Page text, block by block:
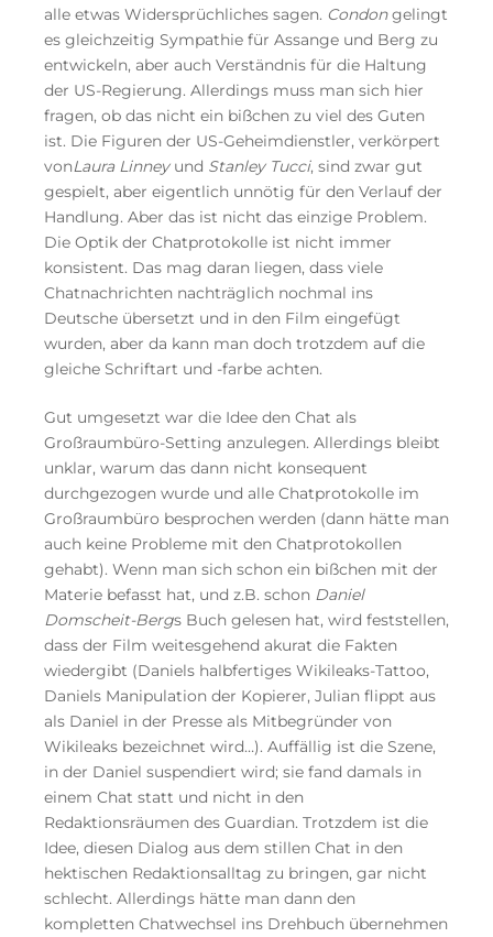
alle etwas Widersprüchliches sagen. Condongelingt
es gleichzeitig Sympathie für Assange und Berg zu
entwickeln, aber auch Verständnis für die Haltung
der US-Regierung. Allerdings muss man sich hier
fragen, ob das nicht ein bißchen zu viel des Guten
ist. Die Figuren der US-Geheimdienstler, verkörpert
vonLaura Linneyund Stanley Tucci, sind zwar gut
gespielt, aber eigentlich unnötig für den Verlauf der
Handlung. Aber das ist nicht das einzige Problem.
Die Optik der Chatprotokolle ist nicht immer
konsistent. Das mag daran liegen, dass viele
Chatnachrichten nachträglich nochmal ins
Deutsche übersetzt und in den Film eingefügt
wurden, aber da kann man doch trotzdem auf die
gleiche Schriftart und -farbe achten.
Gut umgesetzt war die Idee den Chat als
Großraumbüro-Setting anzulegen. Allerdings bleibt
unklar, warum das dann nicht konsequent
durchgezogen wurde und alle Chatprotokolle im
Großraumbüro besprochen werden (dann hätte man
auch keine Probleme mit den Chatprotokollen
gehabt). Wenn man sich schon ein bißchen mit der
Materie befasst hat, und z.B. schon Daniel
Domscheit-Bergs Buch gelesen hat, wird feststellen,
dass der Film weitesgehend akurat die Fakten
wiedergibt (Daniels halbfertiges Wikileaks-Tattoo,
Daniels Manipulation der Kopierer, Julian flippt aus
als Daniel in der Presse als Mitbegründer von
Wikileaks bezeichnet wird…). Auffällig ist die Szene,
in der Daniel suspendiert wird; sie fand damals in
einem Chat statt und nicht in den
Redaktionsräumen des Guardian. Trotzdem ist die
Idee, diesen Dialog aus dem stillen Chat in den
hektischen Redaktionsalltag zu bringen, gar nicht
schlecht. Allerdings hätte man dann den
kompletten Chatwechsel ins Drehbuch übernehmen